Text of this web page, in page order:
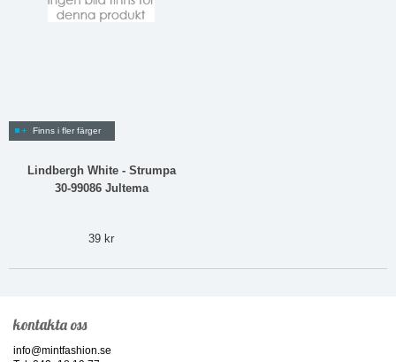
Finns i fler färger
Lindbergh White - Strumpa
30-99086 Jultema
39 kr
kontakta oss
info@mintfashion.se